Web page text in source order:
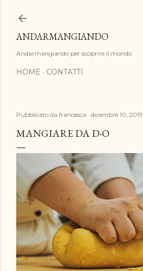
ANDARMANGIANDO
Andarmangiando per scoprire il mondo
HOME CONTATTI
Pubblicato da francesca dicembre 10, 2019
MANGIARE DA D-O